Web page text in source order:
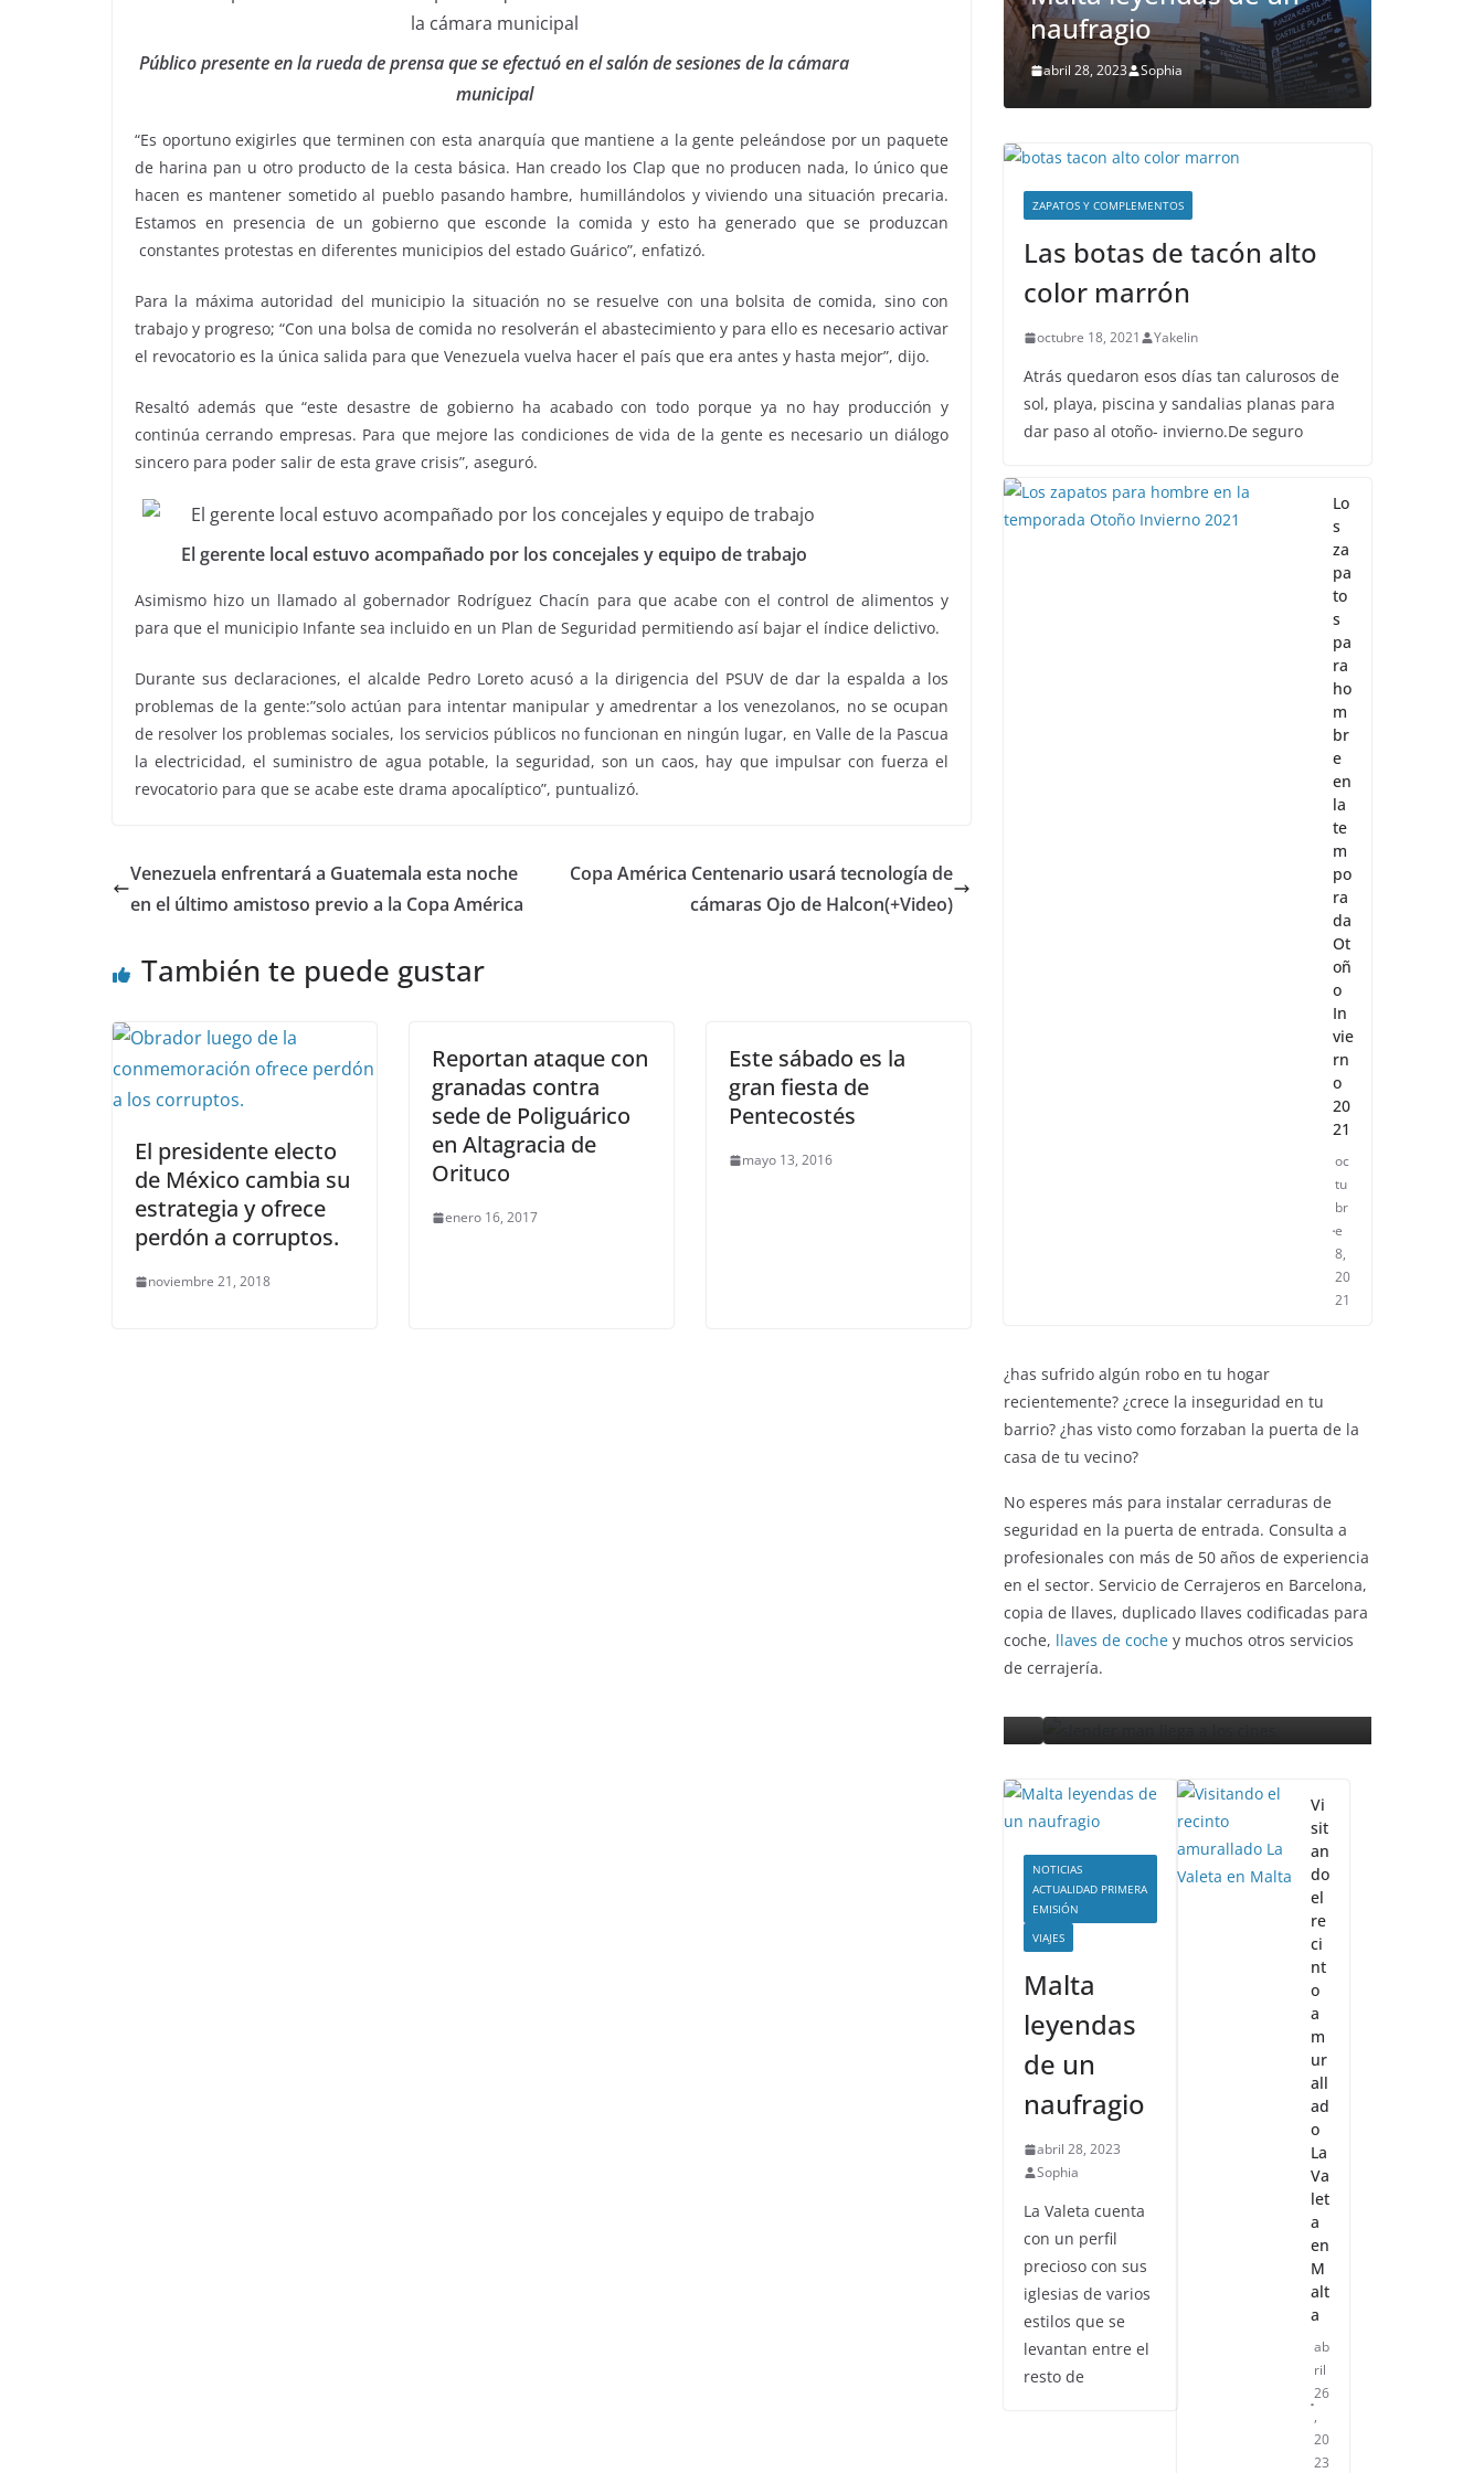
Público presente en la rueda de prensa que se efectuó en el salón de sesiones de la cámara
municipal
“Es oportuno exigirles que terminen con esta anarquía que mantiene a la gente peleándose por un paquete
de harina pan u otro producto de la cesta básica. Han creado los Clap que no producen nada, lo único que
hacen es mantener sometido al pueblo pasando hambre, humillándolos y viviendo una situación precaria.
Estamos en presencia de un gobierno que esconde la comida y esto ha generado que se produzcan
constantes protestas en diferentes municipios del estado Guárico”, enfatizó.
Para la máxima autoridad del municipio la situación no se resuelve con una bolsita de comida, sino con
trabajo y progreso; “Con una bolsa de comida no resolverán el abastecimiento y para ello es necesario activar
el revocatorio es la única salida para que Venezuela vuelva hacer el país que era antes y hasta mejor”, dijo.
Resaltó además que “este desastre de gobierno ha acabado con todo porque ya no hay producción y
continúa cerrando empresas. Para que mejore las condiciones de vida de la gente es necesario un diálogo
sincero para poder salir de esta grave crisis”, aseguró.
El gerente local estuvo acompañado por los concejales y equipo de trabajo
Asimismo hizo un llamado al gobernador Rodríguez Chacín para que acabe con el control de alimentos y
para que el municipio Infante sea incluido en un Plan de Seguridad permitiendo así bajar el índice delictivo.
Durante sus declaraciones, el alcalde Pedro Loreto acusó a la dirigencia del PSUV de dar la espalda a los
problemas de la gente:”solo actúan para intentar manipular y amedrentar a los venezolanos, no se ocupan
de resolver los problemas sociales, los servicios públicos no funcionan en ningún lugar, en Valle de la Pascua
la electricidad, el suministro de agua potable, la seguridad, son un caos, hay que impulsar con fuerza el
revocatorio para que se acabe este drama apocalíptico”, puntualizó.
Venezuela enfrentará a Guatemala esta noche
en el último amistoso previo a la Copa América
Copa América Centenario usará tecnología de
cámaras Ojo de Halcon(+Video)
También te puede gustar
El presidente electo
de México cambia su
estrategia y ofrece
perdón a corruptos.
noviembre 21, 2018
Reportan ataque con
granadas contra
sede de Poliguárico
en Altagracia de
Orituco
enero 16, 2017
Este sábado es la
gran fiesta de
Pentecostés
mayo 13, 2016
naufragio
abril 28, 2023 Sophia
ZAPATOS Y COMPLEMENTOS
Las botas de tacón alto
color marrón
octubre 18, 2021 Yakelin
Atrás quedaron esos días tan calurosos de
sol, playa, piscina y sandalias planas para
dar paso al otoño- invierno.De seguro
Lo
s
za
pa
to
s
pa
ra
ho
m
br
e
en
la
te
m
po
ra
da
Ot
oñ
o
In
vie
rn
o
20
21
oc
tu
br
e
8,
20
21
¿has sufrido algún robo en tu hogar
recientemente? ¿crece la inseguridad en tu
barrio? ¿has visto como forzaban la puerta de la
casa de tu vecino?
No esperes más para instalar cerraduras de
seguridad en la puerta de entrada. Consulta a
profesionales con más de 50 años de experiencia
en el sector. Servicio de Cerrajeros en Barcelona,
copia de llaves, duplicado llaves codificadas para
coche, llaves de coche y muchos otros servicios
de cerrajería.
ENTRETENIMIENTO Y CURIOSIDADES
LIBROS CINE Y TV
Slender Man llega al cine
y te mostramos todos
los detalles
NOTICIAS
ACTUALIDAD PRIMERA
EMISIÓN
VIAJES
Malta
leyendas
de un
naufragio
abril 28, 2023
Sophia
La Valeta cuenta
con un perfil
precioso con sus
iglesias de varios
estilos que se
levantan entre el
resto de
Vi
sit
an
do
el
re
ci
nt
o
a
m
ur
all
ad
o
La
Va
let
a
en
M
alt
a
ab
ril
26
,
20
23